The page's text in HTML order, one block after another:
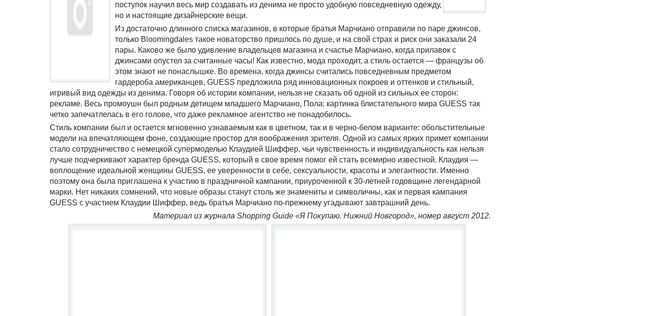
поступок научил весь мир создавать из денима не просто удобную повседневную одежду,
но и настоящие дизайнерские вещи.
Из достаточно длинного списка магазинов, в которые братья Марчиано отправили по паре джинсов,
только Bloomingdales такое новаторство пришлось по душе, и на свой страх и риск они заказали 24
пары. Каково же было удивление владельцев магазина и счастье Марчиано, когда прилавок с
джинсами опустел за считанные часы! Как известно, мода проходит, а стиль остается — французы об
этом знают не понаслышке. Во времена, когда джинсы считались повседневным предметом
гардероба американцев, GUESS предложила ряд инновационных покроев и оттенков и стильный,
игривый вид одежды из денима. Говоря об истории компании, нельзя не сказать об одной из сильных ее сторон:
рекламе. Весь промоушн был родным детищем младшего Марчиано, Пола: картинка блистательного мира GUESS так
четко запечатлелась в его голове, что даже рекламное агентство не понадобилось.
Стиль компании был и остается мгновенно узнаваемым как в цветном, так и в черно-белом варианте: обольстительные
модели на впечатляющем фоне, создающие простор для воображения зрителя. Одной из самых ярких примет компании
стало сотрудничество с немецкой супермоделью Клаудией Шиффер, чьи чувственность и индивидуальность как нельзя
лучше подчеркивают характер бренда GUESS, который в свое время помог ей стать всемирно известной. Клаудия —
воплощение идеальной женщины GUESS, ее уверенности в себе, сексуальности, красоты и элегантности. Именно
поэтому она была приглашена к участию в праздничной кампании, приуроченной к 30-летней годовщине легендарной
марки. Нет никаких сомнений, что новые образы станут столь же знамениты и символичны, как и первая кампания
GUESS с участием Клаудии Шиффер, ведь братья Марчиано по-прежнему угадывают завтрашний день.
Материал из журнала Shopping Guide «Я Покупаю. Нижний Новгород», номер август 2012.